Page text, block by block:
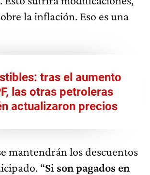
la inflación. Eso es una
tras el aumento
las otras petroleras
actualizaron precios
mantendrán los descuentos
“Si son pagados en